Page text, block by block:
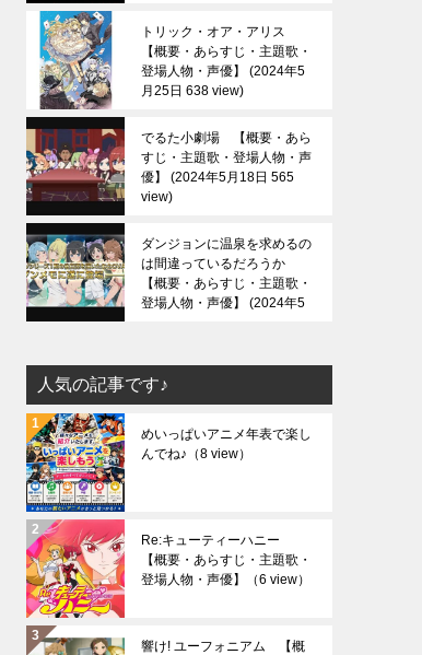
トリック・オア・アリス
【概要・あらすじ・主題歌・
登場人物・声優】
2024年5
月25日 638 view
でるた小劇場 【概要・あら
すじ・主題歌・登場人物・声
優】
2024年5月18日 565
view
ダンジョンに温泉を求めるの
は間違っているだろうか
【概要・あらすじ・主題歌・
登場人物・声優】
2024年5
人気の記事です♪
めいっぱいアニメ年表で楽し
んでね♪ （8 view）
Re:キューティーハニー
【概要・あらすじ・主題歌・
登場人物・声優】
（6 view）
響け! ユーフォニアム 【概